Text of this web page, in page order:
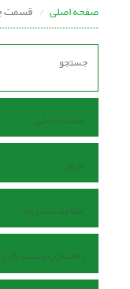
صفحه اصلی قسمت
صفحه اصلی
مرور
اطلاعات نشریه
راهنمای نویسندگان